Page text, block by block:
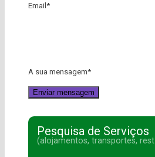
Email*
A sua mensagem*
Pesquisa de Serviços
(alojamentos, transportes,